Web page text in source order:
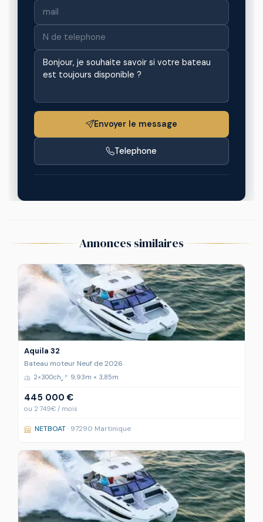
Envoyer le message
Telephone
Annonces similaires
Aquila 32
Bateau moteur Neuf de 2026
2×300ch 9,93m × 3,85m
445 000 €
ou 2 749€ / mois
NETBOAT· 97290 Martinique